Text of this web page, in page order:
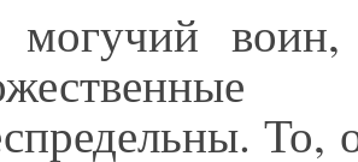
воин,
То,